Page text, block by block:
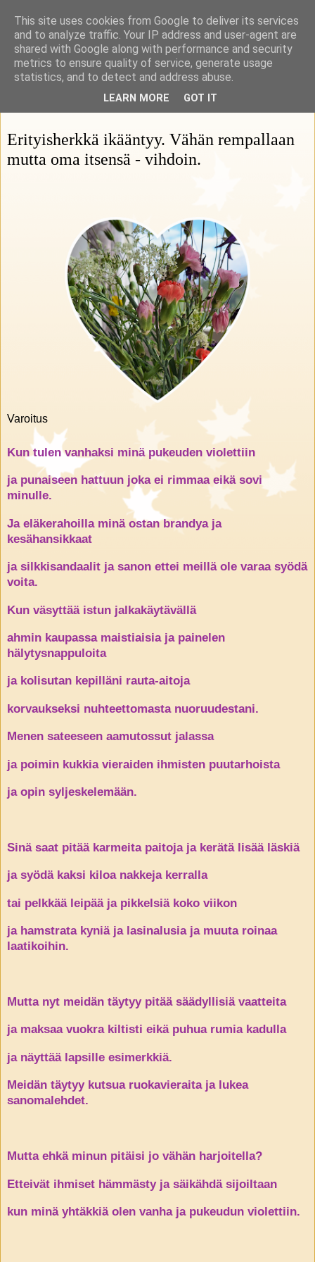
Rohkeasti herkkä
HSP Suomi ry:n blogi
Erityisherkkä ikääntyy. Vähän rempallaan
mutta oma itsensä - vihdoin.
Varoitus
Kun tulen vanhaksi minä pukeuden violettiin
ja punaiseen hattuun joka ei rimmaa eikä sovi
minulle.
Ja eläkerahoilla minä ostan brandya ja
kesähansikkaat
ja silkkisandaalit ja sanon ettei meillä ole varaa syödä
voita.
Kun väsyttää istun jalkakäytävällä
ahmin kaupassa maistiaisia ja painelen
hälytysnappuloita
ja kolisutan kepilläni rauta-aitoja
korvaukseksi nuhteettomasta nuoruudestani.
Menen sateeseen aamutossut jalassa
ja poimin kukkia vieraiden ihmisten puutarhoista
ja opin syljeskelemään.
Sinä saat pitää karmeita paitoja ja kerätä lisää läskiä
ja syödä kaksi kiloa nakkeja kerralla
tai pelkkää leipää ja pikkelsiä koko viikon
ja hamstrata kyniä ja lasinalusia ja muuta roinaa
laatikoihin.
Mutta nyt meidän täytyy pitää säädyllisiä vaatteita
ja maksaa vuokra kiltisti eikä puhua rumia kadulla
ja näyttää lapsille esimerkkiä.
Meidän täytyy kutsua ruokavieraita ja lukea
sanomalehdet.
Mutta ehkä minun pitäisi jo vähän harjoitella?
Etteivät ihmiset hämmästy ja säikähdä sijoiltaan
kun minä yhtäkkiä olen vanha ja pukeudun violettiin.
This site uses cookies from Google to deliver its services
and to analyze traffic. Your IP address and user-agent are
shared with Google along with performance and security
metrics to ensure quality of service, generate usage
statistics, and to detect and address abuse.
LEARN MORE GOT IT